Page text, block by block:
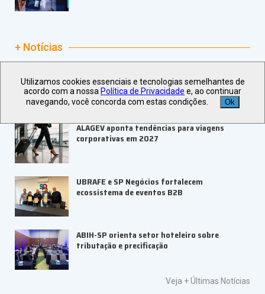
+ Notícias
PRESE 2026
ALAGEV aponta tendências para viagens
corporativas em 2027
UBRAFE e SP Negócios fortalecem
ecossistema de eventos B2B
ABIH-SP orienta setor hoteleiro sobre
tributação e precificação
Veja +Últimas Notícias
Utilizamos cookies essenciais e tecnologias semelhantes de
acordo com a nossa Política de Privacidade e, ao continuar
navegando, você concorda com estas condições.
Ok